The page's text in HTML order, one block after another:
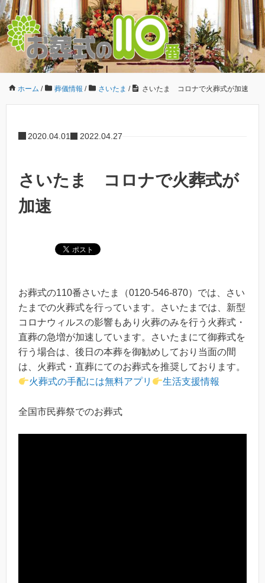
ホーム / 葬儀情報 / さいたま / さいたま コロナで火葬式が加速
2020.04.01 2022.04.27
さいたま コロナで火葬式が
加速
お葬式の110番さいたま（0120-546-870）では、さい
たまでの火葬式を行っています。さいたまでは、新型
コロナウィルスの影響もあり火葬のみを行う火葬式・
直葬の急増が加速しています。さいたまにて御葬式を
行う場合は、後日の本葬を御勧めしており当面の間
は、火葬式・直葬にてのお葬式を推奨しております。
火葬式の手配には無料アプリ
生活支援情報
全国市民葬祭でのお葬式